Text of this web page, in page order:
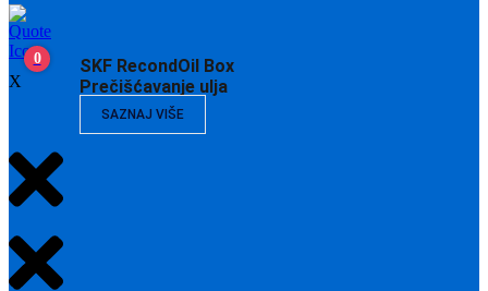
SKF RecondOil Box
Prečišćavanje ulja
SAZNAJ VIŠE
0
X